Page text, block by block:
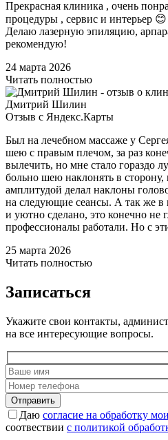
Прекрасная клиника , очень
процедуры , сервис и интерьер 😊
Делаю лазерную эпиляцию,
рекомендую!
24 марта 2026
Читать полностью
Дмитрий Шилин
Отзыв с Яндекс.Карты
Был на лечебном массаже у
шею с правым плечом, за раз
вылечить, но мне стало гораздо
больно шею наклонять в
амплитудой делал наклоны
на следующие сеансы. А так же в
и уютно сделано, это конечно не
профессионалы работали. Но с
25 марта 2026
Читать полностью
Записаться
Укажите свои контакты,
на все интересующие вопросы.
Отправить
Даю согласие на обработку
соотвествии с политикой